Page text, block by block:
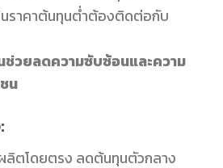
ราคาต้นทุนต่ำต้องติดต่อกับ
ช่วยลดความซับซ้อนและความ
น
ลิตโดยตรง ลดต้นทุนตัวกลาง